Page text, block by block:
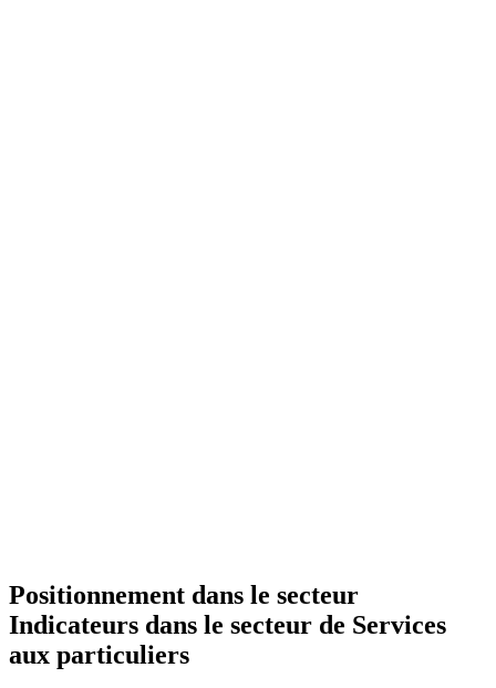
Positionnement dans le secteur
Indicateurs dans le secteur de Services
aux particuliers